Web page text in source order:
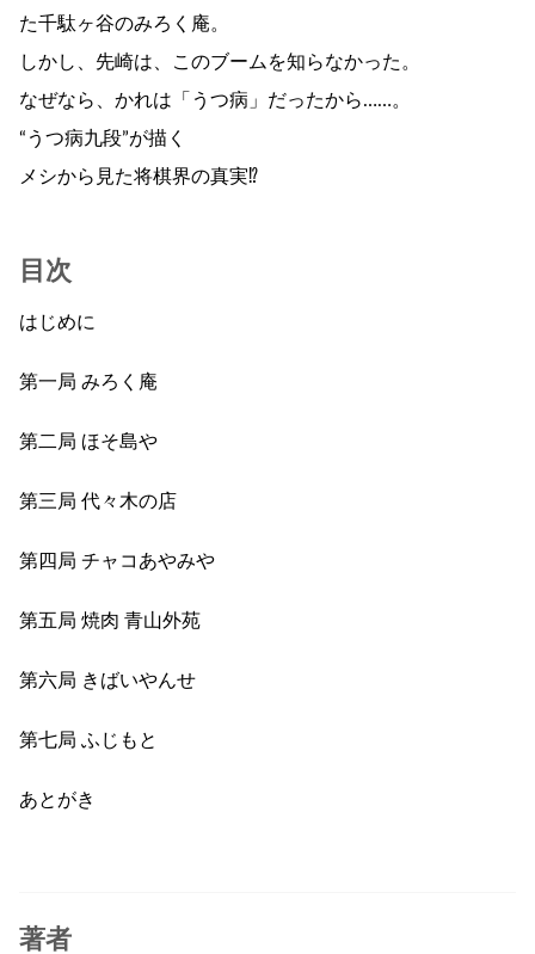
た千駄ヶ谷のみろく庵。
しかし、先崎は、このブームを知らなかった。
なぜなら、かれは「うつ病」だったから……。
“うつ病九段”が描く
メシから見た将棋界の真実⁉
目次
はじめに
第一局 みろく庵
第二局 ほそ島や
第三局 代々木の店
第四局 チャコあやみや
第五局 焼肉 青山外苑
第六局 きばいやんせ
第七局 ふじもと
あとがき
著者